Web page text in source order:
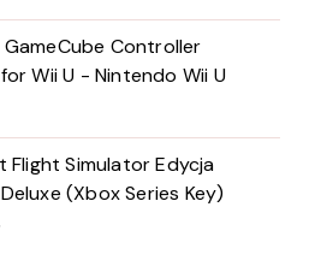
Controller
Wii U - Nintendo Wii U
Flight Simulator Edycja
(Xbox Series Key)